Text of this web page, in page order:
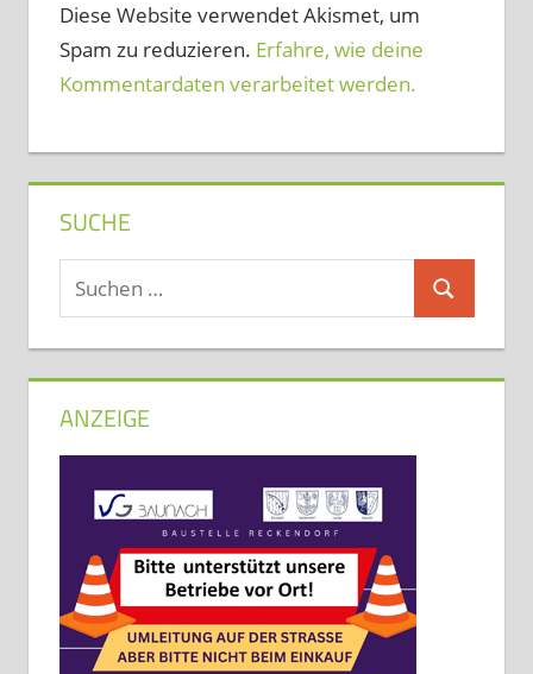
Diese Website verwendet Akismet, um
Spam zu reduzieren. Erfahre, wie deine
Kommentardaten verarbeitet werden.
SUCHE
Suchen
nach:
Suchen
ANZEIGE